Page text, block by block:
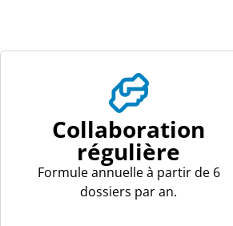
Collaboration
régulière
Formule annuelle à partir de 6
dossiers par an.